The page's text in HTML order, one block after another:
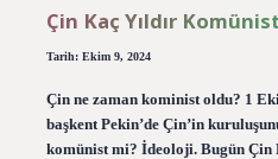
Çin Kaç Yıldır Komünist
Tarih: Ekim 9, 2024
Çin ne zaman kominist oldu? 1
başkent Pekin’de Çin’in
komünist mi? İdeoloji. Bugün Çin